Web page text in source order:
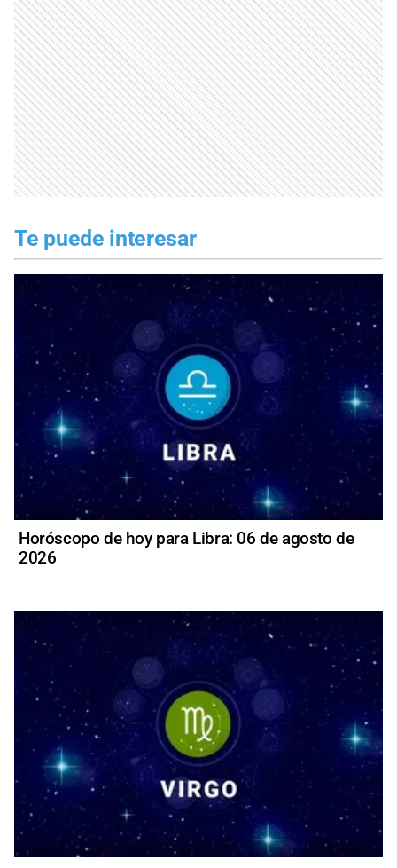
Te puede interesar
Horóscopo de hoy para Libra: 06 de agosto de
2026